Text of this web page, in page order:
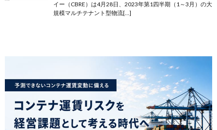
イー（CBRE）は4月28日、2023年第1四半期（1～3月）の大
規模マルチテナント型物流[…]